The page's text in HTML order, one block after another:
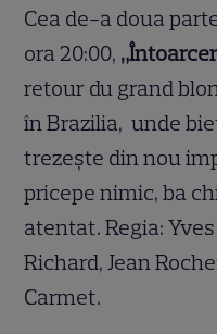
Cea de-a doua
ora 20:00,
retour du grand
în Brazilia, unde
trezeşte din nou
pricepe nimic, ba
atentat. Regia:
Richard, Jean
Carmet.